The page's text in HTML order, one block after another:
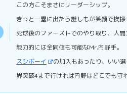
この方こそまさにリーダーシップ。
きっと一塁に出たら誰しもが笑顔で挨拶
死球後のファーストでのやり取り、人間
能力的には全同値も可能なMr.内野手。
スシボーイ
の加入もあったり、いい
界突破4まで行ければ内野はどこでも守